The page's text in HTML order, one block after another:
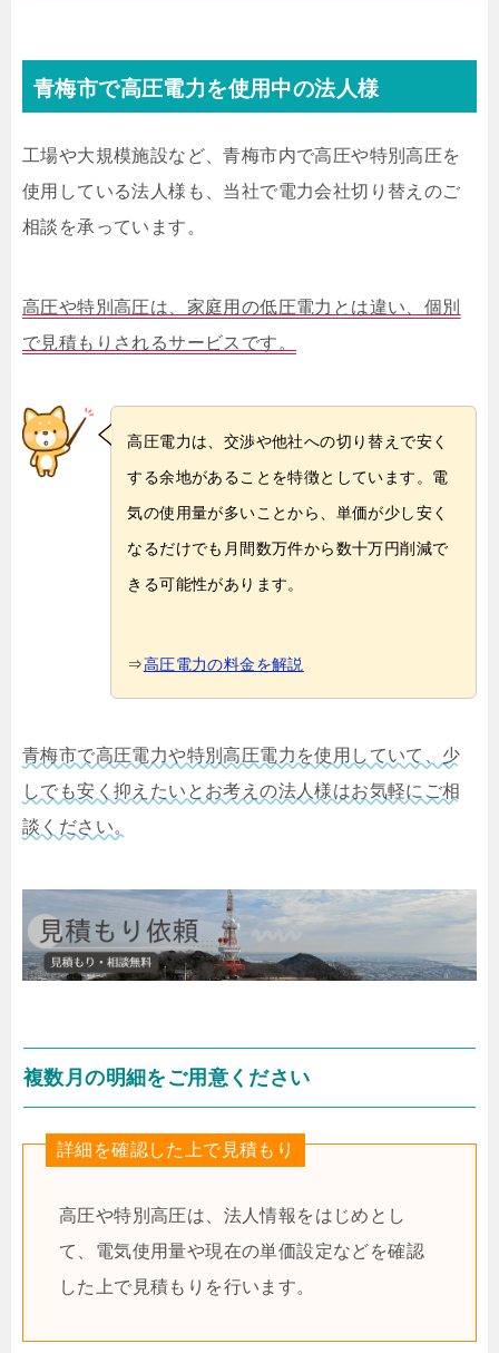
青梅市で高圧電力を使用中の法人様
工場や大規模施設など、青梅市内で高圧や特別高圧を
使用している法人様も、当社で電力会社切り替えのご
相談を承っています。
高圧や特別高圧は、家庭用の低圧電力とは違い、個別
で見積もりされるサービスです。
高圧電力は、交渉や他社への切り替えで安く
する余地があることを特徴としています。電
気の使用量が多いことから、単価が少し安く
なるだけでも月間数万件から数十万円削減で
きる可能性があります。
⇒高圧電力の料金を解説
青梅市で高圧電力や特別高圧電力を使用していて、少
しでも安く抑えたいとお考えの法人様はお気軽にご相
談ください。
複数月の明細をご用意ください
詳細を確認した上で見積もり
高圧や特別高圧は、法人情報をはじめとし
て、電気使用量や現在の単価設定などを確認
した上で見積もりを行います。